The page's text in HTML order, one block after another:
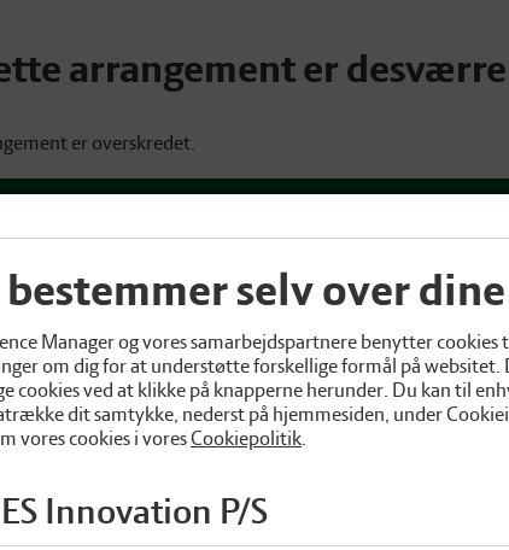
arrangement er
er overskredet.
bestemmer selv over
Manager og vores samarbejdspartnere benytter cookies
om dig for at understøtte forskellige formål på websitet.
cookies ved at klikke på knapperne herunder. Du kan til
dit samtykke, nederst på hjemmesiden, under
vores cookies i voresCookiepolitik
Innovation P/S